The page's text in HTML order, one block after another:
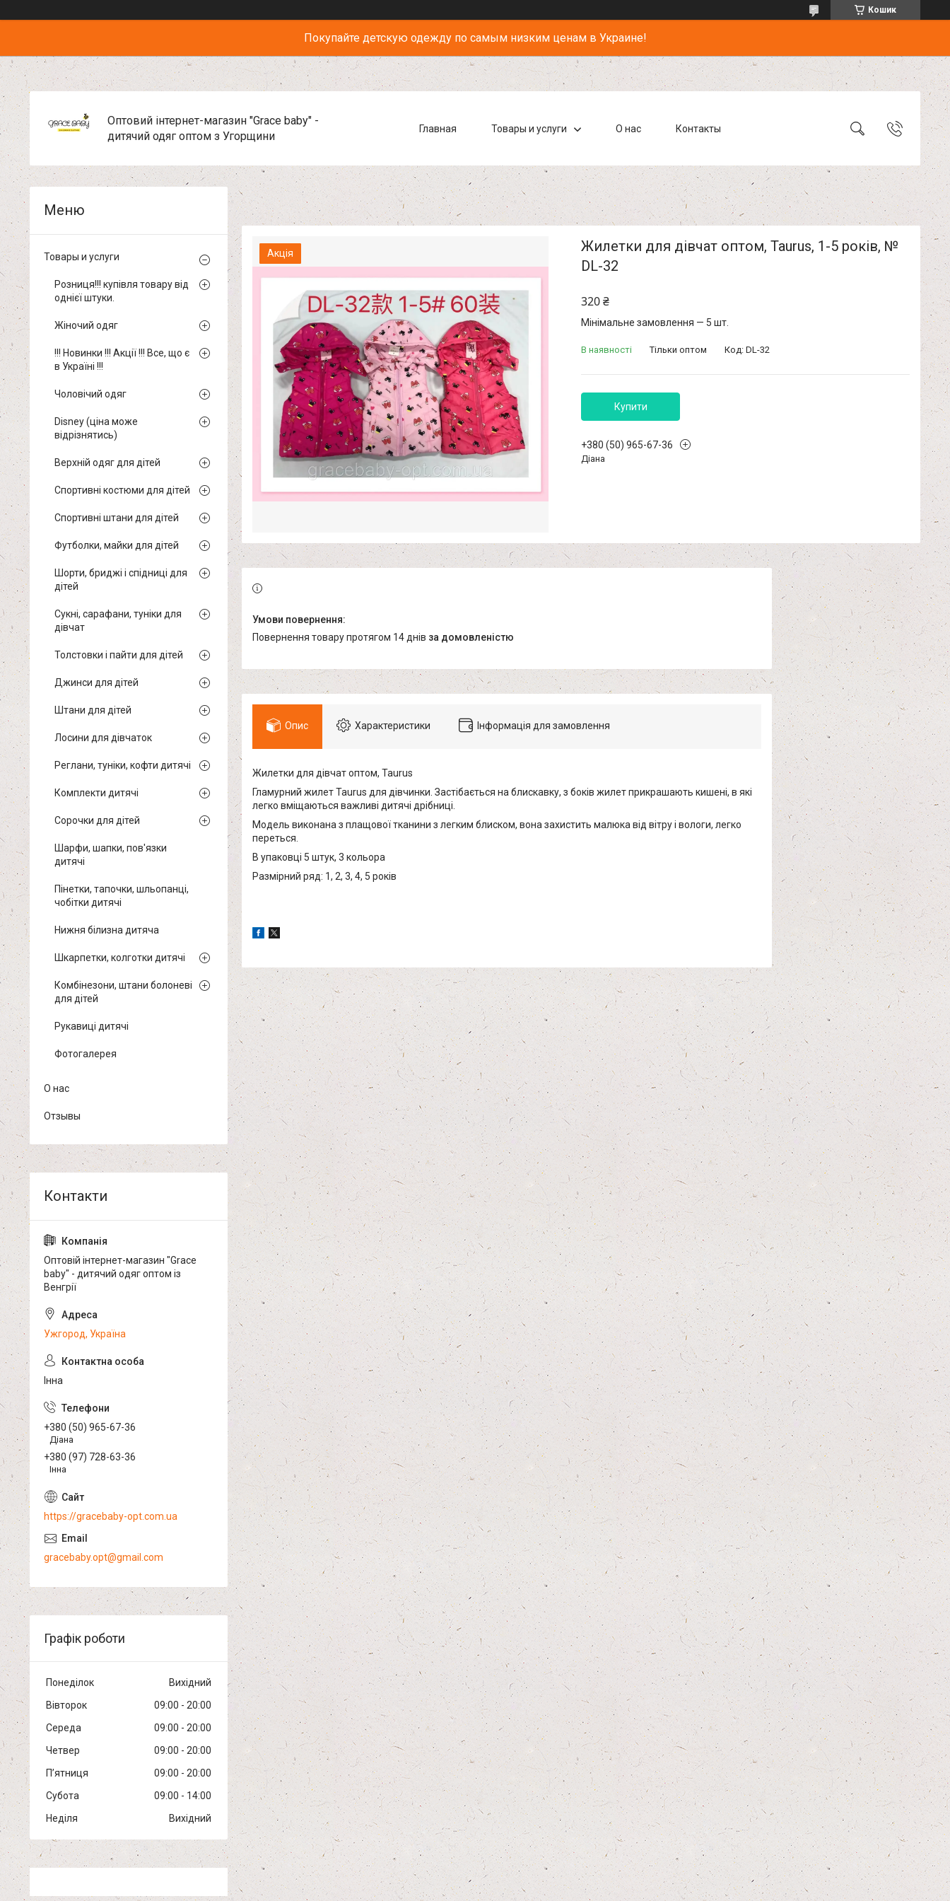
Кошик
Покупайте детскую одежду по самым низким ценам в Украине!
Оптовий інтернет-магазин "Grace baby" -
дитячий одяг оптом з Угорщини
Главная Товары и услуги О нас Контакты
Акція
Жилетки для дівчат оптом, Taurus, 1-5 років, №
DL-32
320 ₴
Мінімальне замовлення — 5 шт.
В наявності Тільки оптом Код: DL-32
Купити
+380 (50) 965-67-36
Діана
повернення товару протягом 14 днів за домовленістю
Опис Характеристики Інформація для замовлення
Жилетки для дівчат оптом, Taurus
Гламурний жилет Taurus для дівчинки. Застібається на блискавку, з боків жилет прикрашають кишені, в які
легко вміщаються важливі дитячі дрібниці.
Модель виконана з плащової тканини з легким блиском, вона захистить малюка від вітру і вологи, легко
переться.
В упаковці 5 штук, 3 кольора
Размірний ряд: 1, 2, 3, 4, 5 років
Товары и услуги
Розниця!!! купівля товару від
однієї штуки.
Жіночий одяг
!!! Новинки !!! Акції !!! Все, що є
в Україні !!!
Чоловічий одяг
Disney (ціна може
відрізнятись)
Верхній одяг для дітей
Спортивні костюми для дітей
Спортивні штани для дітей
Футболки, майки для дітей
Шорти, бриджі і спідниці для
дітей
Сукні, сарафани, туніки для
дівчат
Толстовки і пайти для дітей
Джинси для дітей
Штани для дітей
Лосини для дівчаток
Реглани, туніки, кофти дитячі
Комплекти дитячі
Сорочки для дітей
Шарфи, шапки, пов'язки
дитячі
Пінетки, тапочки, шльопанці,
чобітки дитячі
Нижня білизна дитяча
Шкарпетки, колготки дитячі
Комбінезони, штани болоневі
для дітей
Рукавиці дитячі
Фотогалерея
О нас
Отзывы
Оптовій інтернет-магазин "Grace
baby" - дитячий одяг оптом із
Венгрії
Ужгород, Україна
Інна
+380 (50) 965-67-36
Діана
+380 (97) 728-63-36
Інна
https://gracebaby-opt.com.ua
gracebaby.opt@gmail.com
Графік роботи
Понеділок
Вихідний
Вівторок
09:00
20:00
Середа
09:00
20:00
Четвер
09:00
20:00
Пʼятниця
09:00
20:00
Субота
09:00
14:00
Неділя
Вихідний